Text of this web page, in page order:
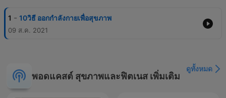
1 - 10วิธี ออกกำลังกายเพื่อสุขภาพ
09 ส.ค. 2021
พอดแคสต์ สุขภาพและฟิตเนส เพิ่มเติม
ดูทั้งหมด